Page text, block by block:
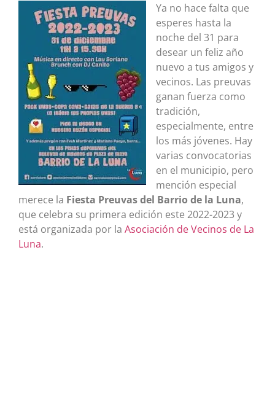
Ya no hace falta que
esperes hasta la
noche del 31 para
desear un feliz año
nuevo a tus amigos y
vecinos. Las preuvas
ganan fuerza como
tradición,
especialmente, entre
los más jóvenes. Hay
varias convocatorias
en el municipio, pero
mención especial
merece la Fiesta Preuvas del Barrio de la Luna,
que celebra su primera edición este 2022-2023 y
está organizada por la Asociación de Vecinos de La
Luna.